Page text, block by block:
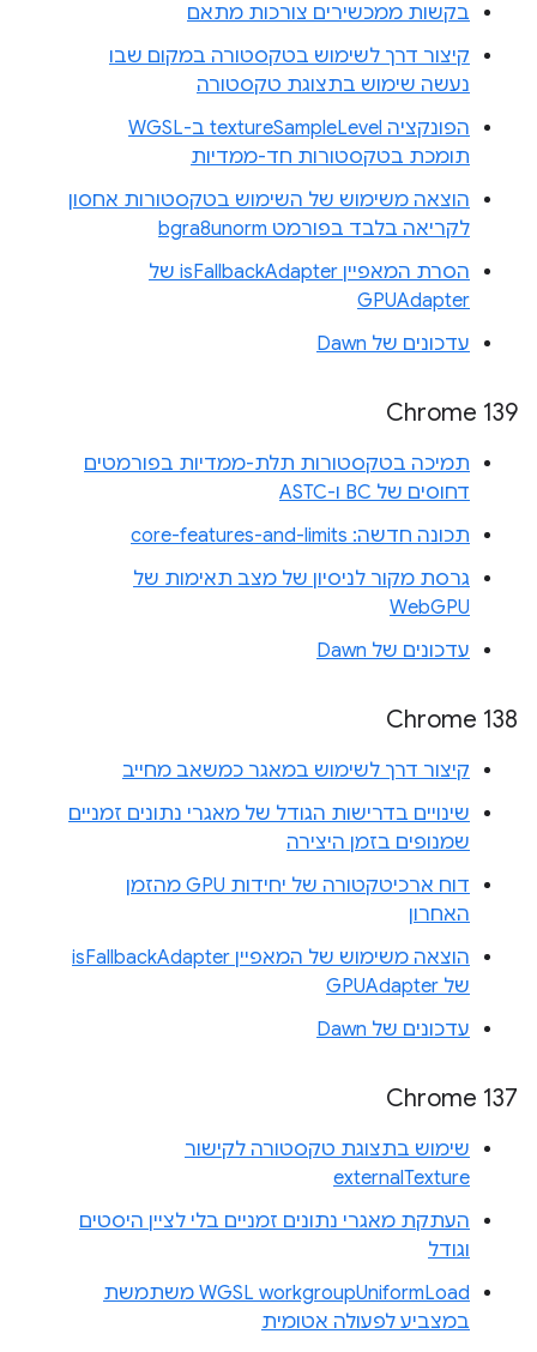
בקשות ממכשירים צורכות מתאם
קיצור דרך לשימוש בטקסטורה במקום שבו
נעשה שימוש בתצוגת טקסטורה
הפונקציה textureSampleLevel ב-WGSL
תומכת בטקסטורות חד-ממדיות
הוצאה משימוש של השימוש בטקסטורות אחסון
לקריאה בלבד בפורמט bgra8unorm
הסרת המאפיין isFallbackAdapter של
GPUAdapter
עדכונים של Dawn
Chrome 139
תמיכה בטקסטורות תלת-ממדיות בפורמטים
דחוסים של BC ו-ASTC
תכונה חדשה: core-features-and-limits
גרסת מקור לניסיון של מצב תאימות של
WebGPU
עדכונים של Dawn
Chrome 138
קיצור דרך לשימוש במאגר כמשאב מחייב
שינויים בדרישות הגודל של מאגרי נתונים זמניים
שמנופים בזמן היצירה
דוח ארכיטקטורה של יחידות GPU מהזמן
האחרון
הוצאה משימוש של המאפיין isFallbackAdapter
של GPUAdapter
עדכונים של Dawn
Chrome 137
שימוש בתצוגת טקסטורה לקישור
externalTexture
העתקת מאגרי נתונים זמניים בלי לציין היסטים
וגודל
WGSL workgroupUniformLoad משתמשת
במצביע לפעולה אטומית